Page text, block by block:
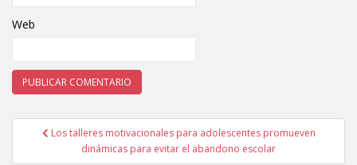
Web
Navegación de entradas
Los talleres motivacionales para adolescentes promueven
dinámicas para evitar el abandono escolar